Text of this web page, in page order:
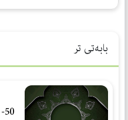
بابەتی تر
50- اللفظ له